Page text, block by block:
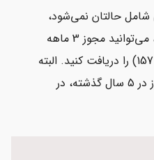
شامل حالتان نمی‌شود،
اما دلیل قانع‌کننده‌ای دارید، می‌توانید مجوز 3 ماهه
ویزای بازگشت (ساب‌کلاس 157) را دریافت کنید. البته
به‌شرط اینکه حداقل یک روز در 5 سال گذشته، در